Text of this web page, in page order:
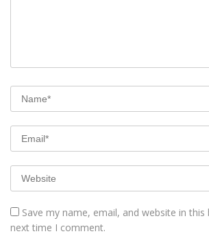
Save my name, email, and website in
next time I comment.